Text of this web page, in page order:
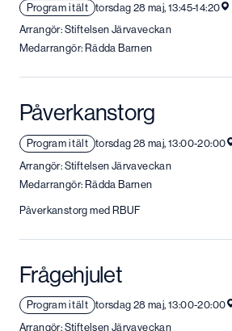
Program i tält torsdag 28 maj, 13:45-14:20
Arrangör: Stiftelsen Järvaveckan
Medarrangör: Rädda Barnen
Påverkanstorg
Program i tält torsdag 28 maj, 13:00-20:00
Arrangör: Stiftelsen Järvaveckan
Medarrangör: Rädda Barnen
Påverkanstorg med RBUF
Frågehjulet
Program i tält torsdag 28 maj, 13:00-20:00
Arrangör: Stiftelsen Järvaveckan